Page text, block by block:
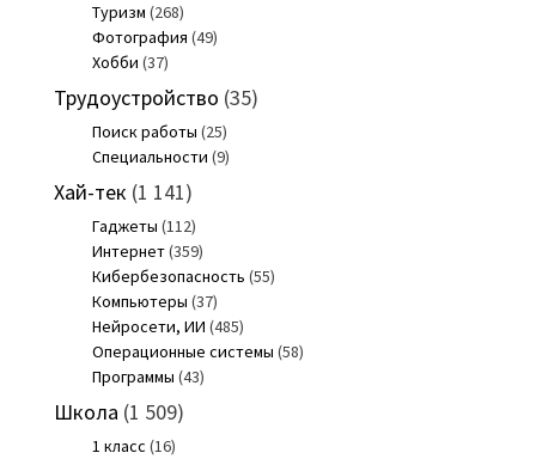
Туризм (268)
Фотография (49)
Хобби (37)
Трудоустройство (35)
Поиск работы (25)
Специальности (9)
Хай-тек (1 141)
Гаджеты (112)
Интернет(359)
Кибербезопасность (55)
Компьютеры (37)
Нейросети, ИИ (485)
Операционные системы (58)
Программы (43)
Школа (1 509)
1 класс (16)